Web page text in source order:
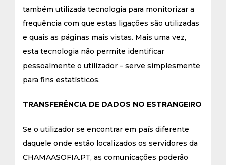
também utilizada tecnologia para monitorizar a
frequência com que estas ligações são utilizadas
e quais as páginas mais vistas. Mais uma vez,
esta tecnologia não permite identificar
pessoalmente o utilizador – serve simplesmente
para fins estatísticos.
TRANSFERÊNCIA DE DADOS NO ESTRANGEIRO
Se o utilizador se encontrar em país diferente
daquele onde estão localizados os servidores da
CHAMAASOFIA.PT, as comunicações poderão